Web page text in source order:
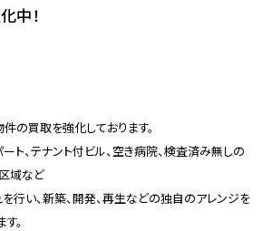
中！
の買取を強化しております。
ト、テナント付ビル、空き病院、検査済み無しの
域など
行い、新築、開発、再生などの独自のアレンジを
。